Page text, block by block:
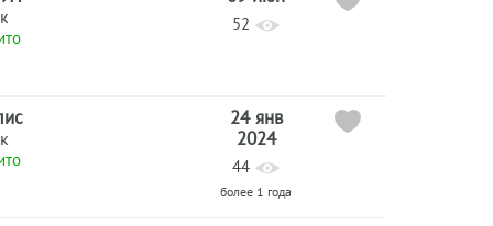
52
24 янв
2024
44
более 1 года